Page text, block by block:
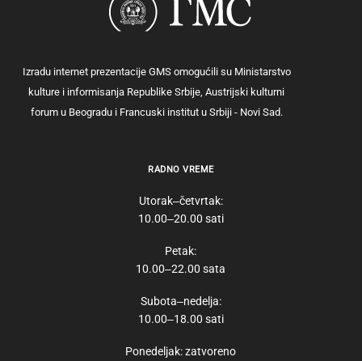
Izradu internet prezentacije GMS omogućili su Ministarstvo
kulture i informisanja Republike Srbije, Austrijski kulturni
forum u Beogradu i Francuski institut u Srbiji - Novi Sad.
RADNO VREME
Utorak‒četvrtak:
10.00‒20.00 sati
Petak:
10.00‒22.00 sata
Subota‒nedelja:
10.00‒18.00 sati
Ponedeljak: zatvoreno